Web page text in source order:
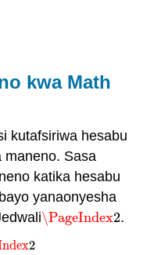
kwa Math
kutafsiriwa hesabu
maneno. Sasa
katika hesabu
yanaonyesha
\PageIndex2
\PageIndex2.
2
2